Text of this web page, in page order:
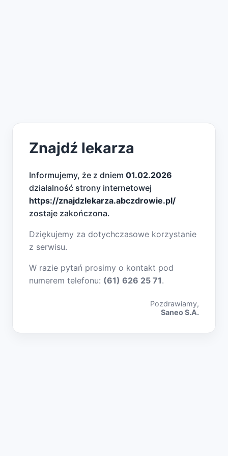
Znajdź lekarza
Informujemy, że z dniem 01.02.2026
działalność strony internetowej
https://znajdzlekarza.abczdrowie.pl/
zostaje zakończona.
Dziękujemy za dotychczasowe korzystanie
z serwisu.
W razie pytań prosimy o kontakt pod
numerem telefonu: (61) 626 25 71.
Pozdrawiamy,
Saneo S.A.